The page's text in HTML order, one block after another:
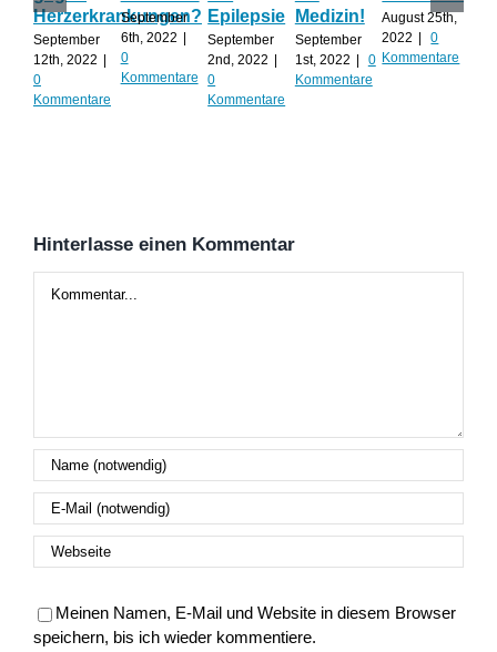
Herzerkrankungen?
September
12th, 2022
0
Kommentare
September
6th, 2022
0
Kommentare
Epilepsie
September
2nd, 2022
0
Kommentare
Medizin!
September
1st, 2022
0
Kommentare
August 25th,
2022
0
Kommentare
Hinterlasse einen Kommentar
Meinen Namen, E-Mail und Website in diesem Browser
speichern, bis ich wieder kommentiere.